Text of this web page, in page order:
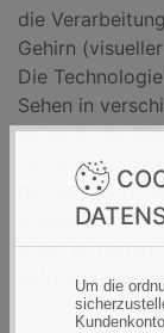
Um die
die
Gehirn
Die
Sehen in
sei es in der
Ferne. Die
die Sehstärke
Auge zu
aufgrund